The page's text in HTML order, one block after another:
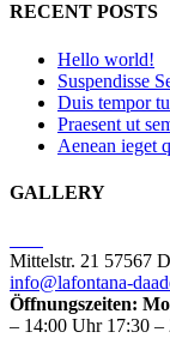
RECENT POSTS
Hello world!
Suspendisse
Duis tempor
Praesent ut
Aenean ieget
GALLERY
Mittelstr. 21 57567
info@lafontana-
Öffnungszeiten:
– 14:00 Uhr 17:30